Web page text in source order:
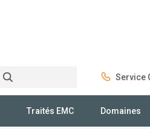
Service
Traités EMC Domaines